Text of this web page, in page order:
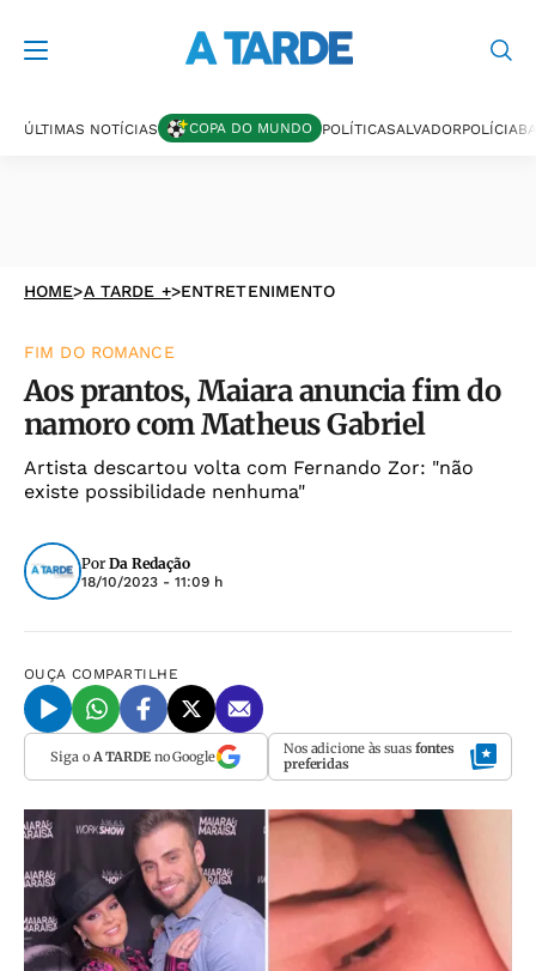
ÚLTIMAS NOTÍCIAS COPA DO MUNDO POLÍTICASALVADORPOLÍCIA
HOME>A TARDE +>ENTRETENIMENTO
FIM DO ROMANCE
Aos prantos, Maiara anuncia fim do
namoro com Matheus Gabriel
Artista descartou volta com Fernando Zor: "não
existe possibilidade nenhuma"
Por Da Redação
18/10/2023 - 11:09 h
OUÇA COMPARTILHE
Siga o A TARDEno Google Nos adicione às suas fontes
preferidas